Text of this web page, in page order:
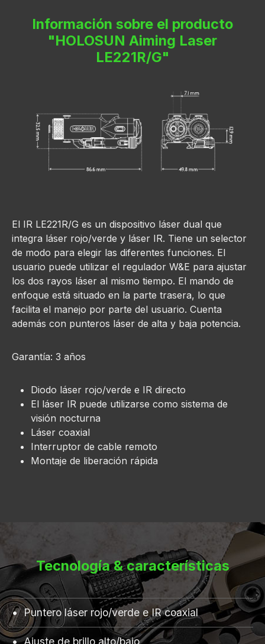
Información sobre el producto
"HOLOSUN Aiming Laser
LE221R/G"
El IR LE221R/G es un dispositivo láser dual que
integra láser rojo/verde y láser IR. Tiene un selector
de modo para elegir las diferentes funciones. El
usuario puede utilizar el regulador W&E para ajustar
los dos rayos láser al mismo tiempo. El mando de
enfoque está situado en la parte trasera, lo que
facilita el manejo por parte del usuario. Cuenta
además con punteros láser de alta y baja potencia.
Garantía: 3 años
Diodo láser rojo/verde e IR directo
El láser IR puede utilizarse como sistema de
visión nocturna
Láser coaxial
Interruptor de cable remoto
Montaje de liberación rápida
Tecnología & características
Puntero láser rojo/verde e IR coaxial